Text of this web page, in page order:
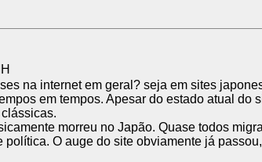
na internet em geral? seja em sites
em tempos. Apesar do estado atual
morreu no Japão. Quase todos
O auge do site obviamente já